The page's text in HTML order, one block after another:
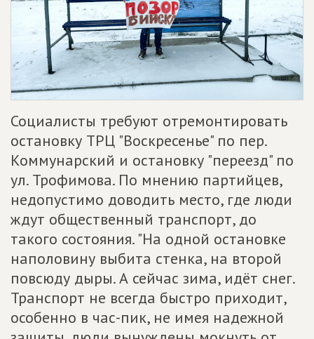
Социалисты требуют отремонтировать
остановку ТРЦ "Воскресенье" по пер.
Коммунарский и остановку "переезд" по
ул. Трофимова. По мнению партийцев,
недопустимо доводить место, где люди
ждут общественный транспорт, до
такого состояния. "На одной остановке
наполовину выбита стенка, на второй
повсюду дыры. А сейчас зима, идёт снег.
Транспорт не всегда быстро приходит,
особенно в час-пик, не имея надежной